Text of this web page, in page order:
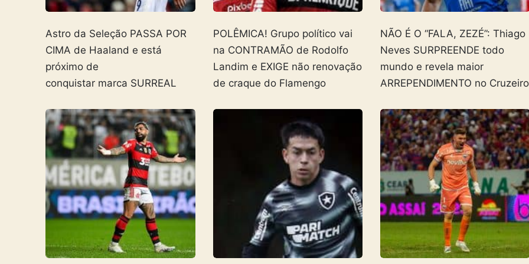
Astro da Seleção PASSA POR
CIMA de Haaland e está
próximo de
conquistar marca SURREAL
POLÊMICA! Grupo político vai
na CONTRAMÃO de Rodolfo
Landim e EXIGE não renovação
de craque do Flamengo
NÃO É O “FALA, ZEZÉ”: Thiago
Neves SURPREENDE todo
mundo e revela maior
ARREPENDIMENTO no Cruzeiro